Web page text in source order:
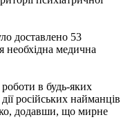
доставлено 53
необхідна медична
в будь-яких
російських найманців
додавши, що мирне